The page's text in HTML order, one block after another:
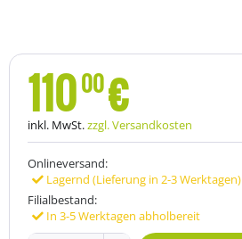
11000€
inkl. MwSt.zzgl. Versandkosten
Onlineversand:
Lagernd (Lieferung in 2-3 Werktagen)
Filialbestand:
In 3-5 Werktagen abholbereit